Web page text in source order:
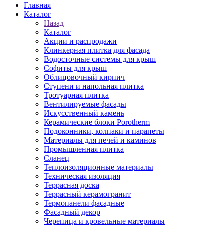
Главная
Каталог
Назад
Каталог
Акции и распродажи
Клинкерная плитка для фасада
Водосточные системы для крыш
Софиты для крыш
Облицовочный кирпич
Ступени и напольная плитка
Тротуарная плитка
Вентилируемые фасады
Искусственный камень
Керамические блоки Porotherm
Подоконники, колпаки и парапеты
Материалы для печей и каминов
Промышленная плитка
Сланец
Теплоизоляционные материалы
Техническая изоляция
Террасная доска
Террасный керамогранит
Термопанели фасадные
Фасадный декор
Черепица и кровельные материалы